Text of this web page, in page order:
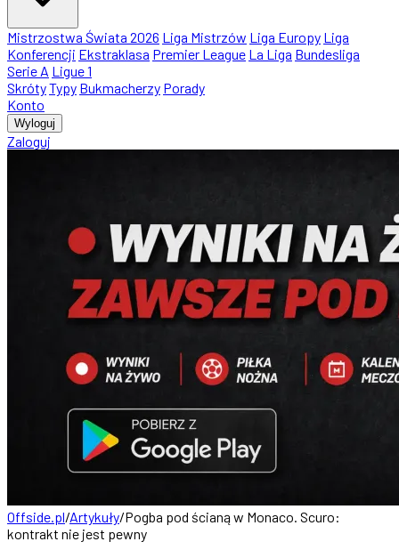
Mistrzostwa Świata 2026 Liga Mistrzów Liga Europy Liga
Konferencji Ekstraklasa Premier League La Liga Bundesliga
Serie A Ligue 1
SkrótyTypy Bukmacherzy Porady
Konto
Wyloguj
Zaloguj
Offside.pl/Artykuły/Pogba pod ścianą w Monaco. Scuro:
kontrakt nie jest pewny